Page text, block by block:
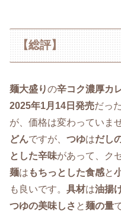
【総評】
麺大盛りの辛コク濃厚カ
2025年1月14日発売だっ
が、価格は変わっていま
どんですが、 つゆはだし
とした辛味があって、ク
麺は もちっとした食感と
も良いです。 具材は油揚
つゆの美味しさ と麺の量